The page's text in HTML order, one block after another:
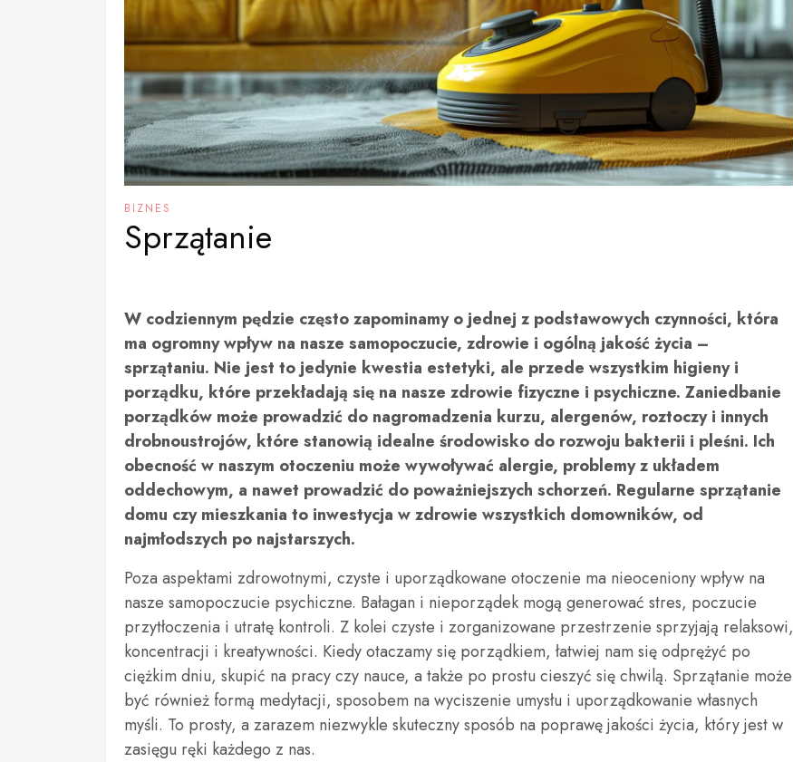
BIZNES
Sprzątanie
W codziennym pędzie często zapominamy o jednej z podstawowych czynności, która
ma ogromny wpływ na nasze samopoczucie, zdrowie i ogólną jakość życia –
sprzątaniu. Nie jest to jedynie kwestia estetyki, ale przede wszystkim higieny i
porządku, które przekładają się na nasze zdrowie fizyczne i psychiczne. Zaniedbanie
porządków może prowadzić do nagromadzenia kurzu, alergenów, roztoczy i innych
drobnoustrojów, które stanowią idealne środowisko do rozwoju bakterii i pleśni. Ich
obecność w naszym otoczeniu może wywoływać alergie, problemy z układem
oddechowym, a nawet prowadzić do poważniejszych schorzeń. Regularne sprzątanie
domu czy mieszkania to inwestycja w zdrowie wszystkich domowników, od
najmłodszych po najstarszych.
Poza aspektami zdrowotnymi, czyste i uporządkowane otoczenie ma nieoceniony wpływ na
nasze samopoczucie psychiczne. Bałagan i nieporządek mogą generować stres, poczucie
przytłoczenia i utratę kontroli. Z kolei czyste i zorganizowane przestrzenie sprzyjają relaksowi,
koncentracji i kreatywności. Kiedy otaczamy się porządkiem, łatwiej nam się odprężyć po
ciężkim dniu, skupić na pracy czy nauce, a także po prostu cieszyć się chwilą. Sprzątanie może
być również formą medytacji, sposobem na wyciszenie umysłu i uporządkowanie własnych
myśli. To prosty, a zarazem niezwykle skuteczny sposób na poprawę jakości życia, który jest w
zasięgu ręki każdego z nas.